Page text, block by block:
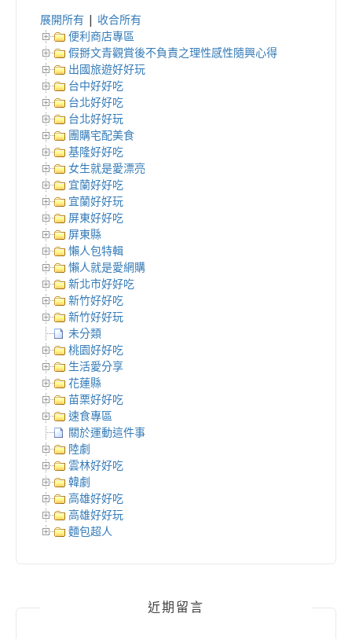
展開所有
收合所有
便利商店專區
假掰文青觀賞後不負責之理性感性隨興心得
出國旅遊好好玩
台中好好吃
台北好好吃
台北好好玩
團購宅配美食
基隆好好吃
女生就是愛漂亮
宜蘭好好吃
宜蘭好好玩
屏東好好吃
屏東縣
懶人包特輯
懶人就是愛網購
新北市好好吃
新竹好好吃
新竹好好玩
未分類
桃園好好吃
生活愛分享
花蓮縣
苗栗好好吃
速食專區
關於運動這件事
陸劇
雲林好好吃
韓劇
高雄好好吃
高雄好好玩
麵包超人
近期留言